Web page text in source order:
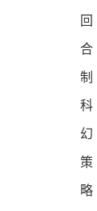
回
合
制
科
幻
策
略